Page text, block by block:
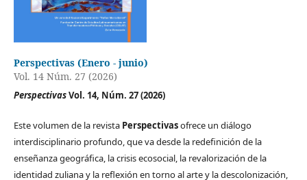
Perspectivas (Enero - junio)
Vol. 14 Núm. 27 (2026)
PerspectivasVol. 14, Núm. 27 (2026)
Este volumen de la revista Perspectivasofrece un diálogo
interdisciplinario profundo, que va desde la redefinición de la
enseñanza geográfica, la crisis ecosocial, la revalorización de la
identidad zuliana y la reflexión en torno al arte y la descolonización,